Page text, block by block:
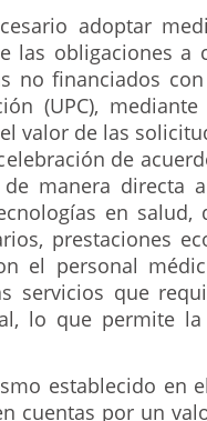
adoptar
las obligaciones a
no financiados
(UPC),
valor de las
de
manera directa
en salud,
prestaciones
el personal
servicios que
lo que permite
establecido en
cuentas por un